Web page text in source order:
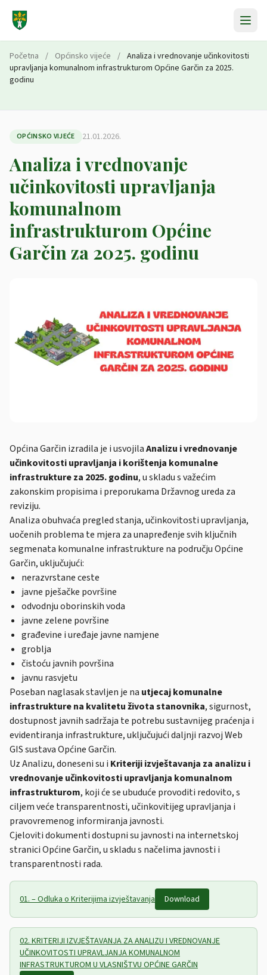
Početna / Općinsko vijeće / Analiza i vrednovanje učinkovitosti
upravljanja komunalnom infrastrukturom Općine Garčin za 2025.
godinu
OPĆINSKO VIJEĆE 21.01.2026.
Analiza i vrednovanje
učinkovitosti upravljanja
komunalnom
infrastrukturom Općine
Garčin za 2025. godinu
Općina Garčin izradila je i usvojilaAnalizu i vrednovanje
učinkovitosti upravljanja i korištenja komunalne
infrastrukture za 2025. godinu, u skladu s važećim
zakonskim propisima i preporukama Državnog ureda za
reviziju.
Analiza obuhvaća pregled stanja, učinkovitosti upravljanja,
uočenih problema te mjera za unapređenje svih ključnih
segmenata komunalne infrastrukture na području Općine
Garčin, uključujući:
nerazvrstane ceste
javne pješačke površine
odvodnju oborinskih voda
javne zelene površine
građevine i uređaje javne namjene
groblja
čistoću javnih površina
javnu rasvjetu
Poseban naglasak stavljen je na utjecaj komunalne
infrastrukture na kvalitetu života stanovnika, sigurnost,
dostupnost javnih sadržaja te potrebu sustavnijeg praćenja i
evidentiranja infrastrukture, uključujući daljnji razvoj Web
GIS sustava Općine Garčin.
Uz Analizu, doneseni su i Kriteriji izvještavanja za analizu i
vrednovanje učinkovitosti upravljanja komunalnom
infrastrukturom, koji će se ubuduće provoditi redovito, s
ciljem veće transparentnosti, učinkovitijeg upravljanja i
pravovremenog informiranja javnosti.
Cjeloviti dokumenti dostupni su javnosti na internetskoj
stranici Općine Garčin, u skladu s načelima javnosti i
transparentnosti rada.
01. – Odluka o Kriterijima izvještavanja Download
02. KRITERIJI IZVJEŠTAVANJA ZA ANALIZU I VREDNOVANJE
UČINKOVITOSTI UPRAVLJANJA KOMUNALNOM
INFRASTRUKTUROM U VLASNIŠTVU OPĆINE GARČIN